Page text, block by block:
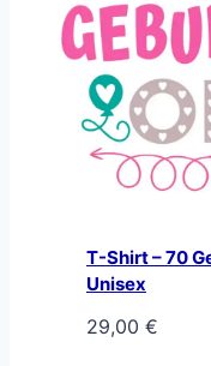
T-Shirt – 70
Unisex
29,00 €